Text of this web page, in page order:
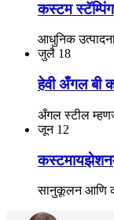
कस्टम
आधुनिक
जुलै 18
हेवी अँगल बी
अँगल स्टील
जून 12
सानुकूलन आणि